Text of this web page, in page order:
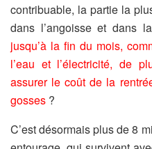
contribuable, la partie la
dans l’angoisse et dans
jusqu’à la fin du mois,
l’eau et l’électricité, de
assurer le coût de la
gosses ?
C’est désormais plus de 8